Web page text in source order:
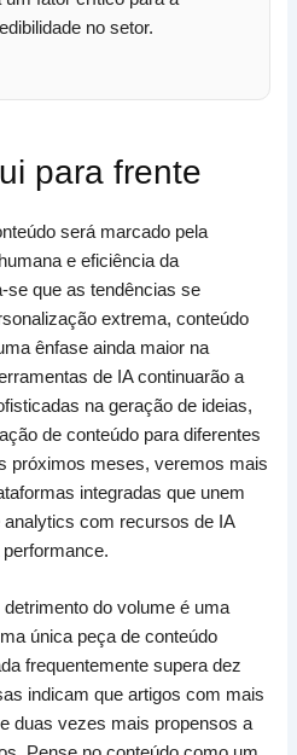
no setor.
para frente
será marcado pela
e eficiência da
se que as tendências se
extrema, conteúdo
ênfase ainda maior na
de IA continuarão a
na geração de ideias,
de conteúdo para diferentes
próximos meses, veremos mais
integradas que unem
com recursos de IA
do volume é uma
única peça de conteúdo
frequentemente supera dez
indicam que artigos com mais
duas vezes mais propensos a